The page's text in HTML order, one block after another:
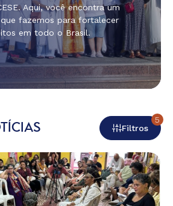
Aqui, você encontra um
fazemos para fortalecer
em todo o Brasil.
Filtros
5